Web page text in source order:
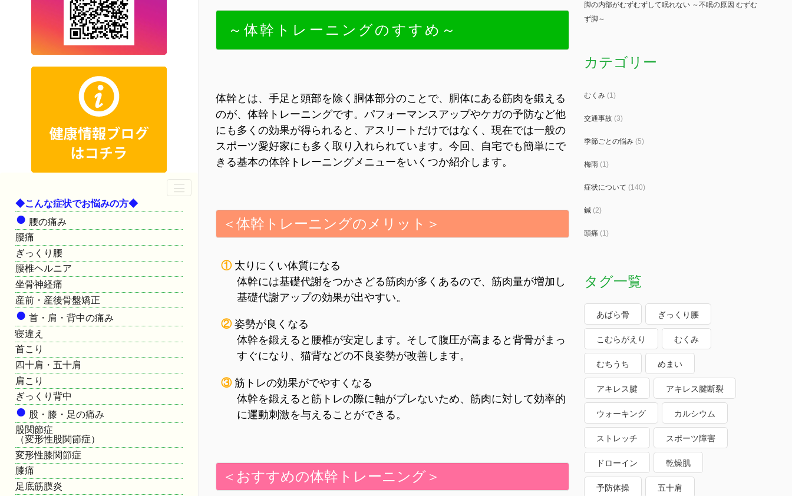
◆こんな症状でお悩みの方◆
● 腰の痛み
腰痛
ぎっくり腰
腰椎ヘルニア
坐骨神経痛
産前・産後骨盤矯正
● 首・肩・背中の痛み
寝違え
首こり
四十肩・五十肩
肩こり
ぎっくり背中
● 股・膝・足の痛み
股関節症
（変形性股関節症）
変形性膝関節症
膝痛
足底筋膜炎
～体幹トレーニングのすすめ～
体幹とは、手足と頭部を除く胴体部分のことで、胴体にある筋肉を鍛える
のが、体幹トレーニングです。パフォーマンスアップやケガの予防など他
にも多くの効果が得られると、アスリートだけではなく、現在では一般の
スポーツ愛好家にも多く取り入れられています。今回、自宅でも簡単にで
きる基本の体幹トレーニングメニューをいくつか紹介します。
＜体幹トレーニングのメリット＞
①太りにくい体質になる
体幹には基礎代謝をつかさどる筋肉が多くあるので、筋肉量が増加し
基礎代謝アップの効果が出やすい。
②姿勢が良くなる
体幹を鍛えると腰椎が安定します。そして腹圧が高まると背骨がまっ
すぐになり、猫背などの不良姿勢が改善します。
③筋トレの効果がでやすくなる
体幹を鍛えると筋トレの際に軸がブレないため、筋肉に対して効率的
に運動刺激を与えることができる。
＜おすすめの体幹トレーニング＞
脚の内部がむずむずして眠れない ～不眠の原因 むずむ
ず脚～
カテゴリー
むくみ(1)
交通事故(3)
季節ごとの悩み(5)
梅雨(1)
症状について (140)
鍼(2)
頭痛 (1)
タグ一覧
あばら骨 ぎっくり腰
こむらがえり むくみ
むちうち めまい
アキレス腱 アキレス腱断裂
ウォーキング カルシウム
ストレッチ スポーツ障害
ドローイン 乾燥肌
予防体操 五十肩